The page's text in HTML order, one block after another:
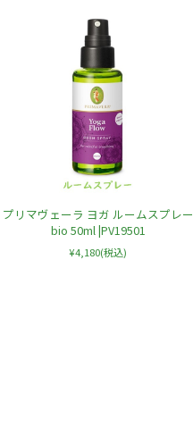
プリマヴェーラ ヨガ ルームスプレー
bio 50ml |PV19501
¥4,180(税込)